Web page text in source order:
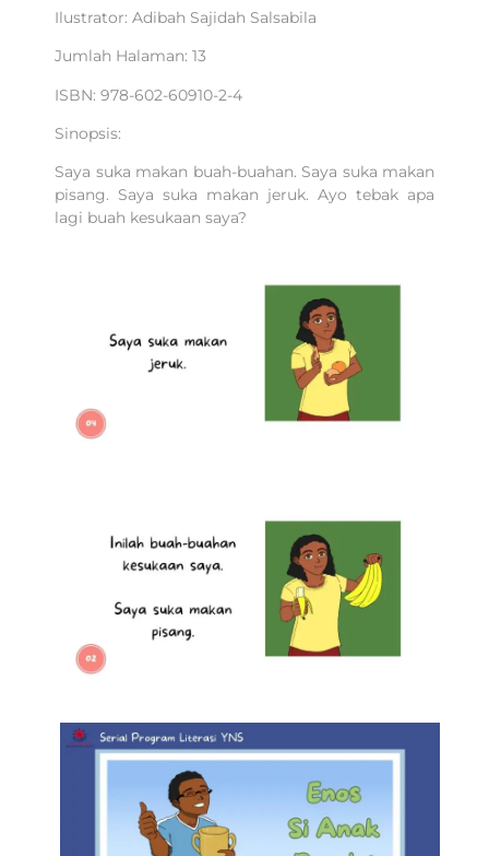
Ilustrator: Adibah Sajidah Salsabila
Jumlah Halaman: 13
ISBN: 978-602-60910-2-4
Sinopsis:
Saya suka makan buah-buahan. Saya suka makan
pisang. Saya suka makan jeruk. Ayo tebak apa
lagi buah kesukaan saya?